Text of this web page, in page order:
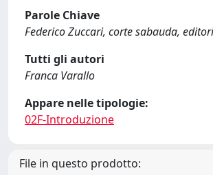
Parole Chiave
Federico Zuccari, corte sabauda,
Tutti gli autori
Franca Varallo
Appare nelle tipologie:
02F-Introduzione
File in questo prodotto: